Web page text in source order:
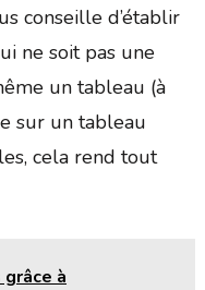
conseille d’établir
ne soit pas une
un tableau (à
sur un tableau
cela rend tout
à